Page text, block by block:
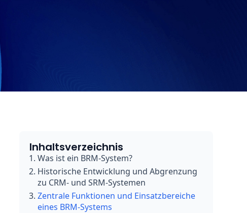
Inhaltsverzeichnis
Was ist ein BRM-System?
Historische Entwicklung und Abgrenzung
zu CRM- und SRM-Systemen
Zentrale Funktionen und Einsatzbereiche
eines BRM-Systems